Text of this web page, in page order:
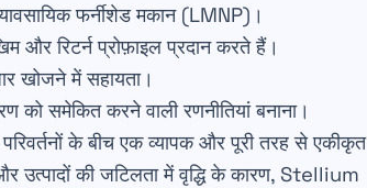
फर्नीशेड मकान (LMNP)।
और रिटर्न प्रोफ़ाइल प्रदान करते हैं।
खोजने में सहायता।
को समेकित करने वाली रणनीतियां बनाना।
के बीच एक व्यापक और पूरी तरह से एकीकृत
उत्पादों की जटिलता में वृद्धि के कारण, Stellium